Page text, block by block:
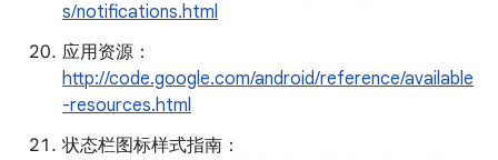
s/notifications.html
应用资源：
http://code.google.com/android/reference/available
-resources.html
状态栏图标样式指南：